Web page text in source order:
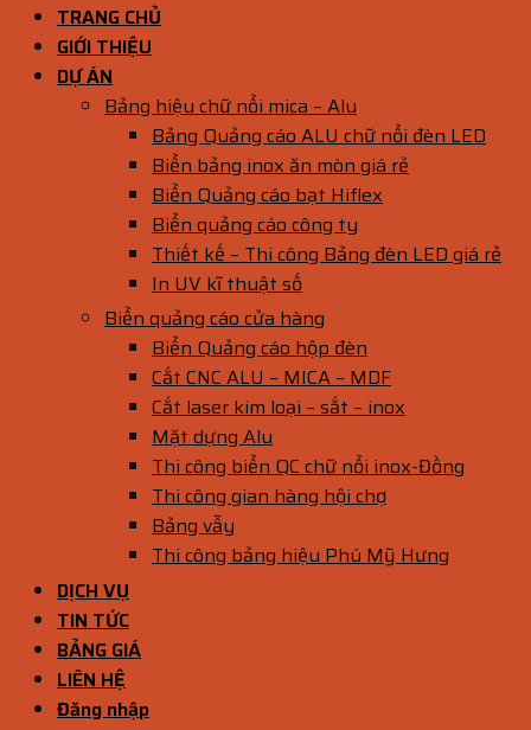
TRANG CHỦ
GIỚI THIỆU
DỰ ÁN
Bảng hiệu chữ nổi mica – Alu
Bảng Quảng cáo ALU chữ nổi đèn LED
Biển bảng inox ăn mòn giá rẻ
Biển Quảng cáo bạt Hiflex
Biển quảng cáo công ty
Thiết kế – Thi công Bảng đèn LED giá rẻ
In UV kĩ thuật số
Biển quảng cáo cửa hàng
Biển Quảng cáo hộp đèn
Cắt CNC ALU – MICA – MDF
Cắt laser kim loại – sắt – inox
Mặt dựng Alu
Thi công biển QC chữ nổi inox-Đồng
Thi công gian hàng hội chợ
Bảng vẫy
Thi công bảng hiệu Phú Mỹ Hưng
DỊCH VỤ
TIN TỨC
BẢNG GIÁ
LIÊN HỆ
Đăng nhập